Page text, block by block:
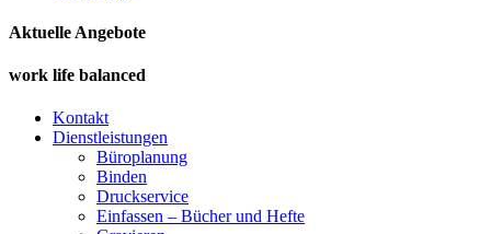
Aktuelle Angebote
work life balanced
Kontakt
Dienstleistungen
Büroplanung
Binden
Druckservice
Einfassen – Bücher und Hefte